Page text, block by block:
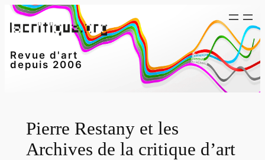
Aller
au
Revue d'art
depuis 2006
Pierre Restany et les
Archives de la critique d’art